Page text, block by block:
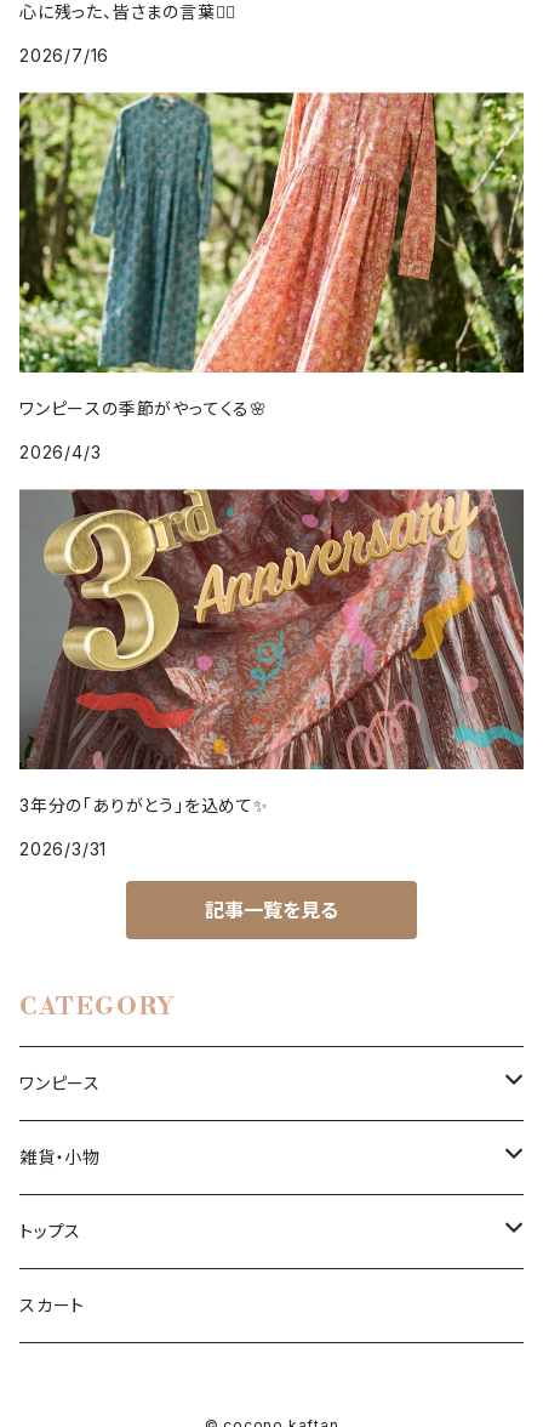
心に残った、皆さまの言葉❤️‍🔥
2026/7/16
ワンピースの季節がやってくる🌸
2026/4/3
3年分の「ありがとう」を込めて✨
2026/3/31
記事一覧を見る
CATEGORY
ワンピース
ロングカフタンドレス
ショートカフタンドレス
ロングワンピース
雑貨・小物
ポーチ
トップス
ブラウス
スカート